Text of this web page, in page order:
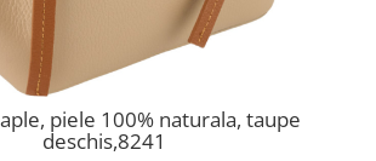
piele 100% naturala, taupe
deschis,8241